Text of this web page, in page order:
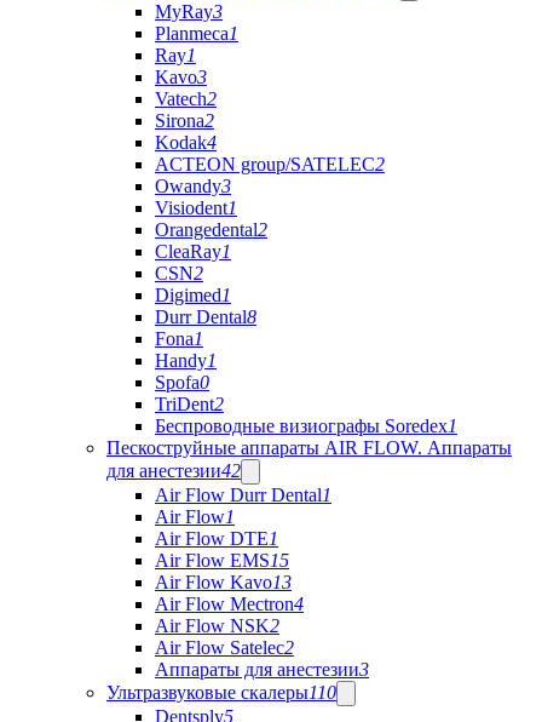
MyRay3
Planmeca1
Ray1
Kavo3
Vatech2
Sirona2
Kodak4
ACTEON group/SATELEC2
Owandy3
Visiodent1
Orangedental2
CleaRay1
CSN2
Digimed1
Durr Dental8
Fona1
Handy1
Spofa0
TriDent2
Беспроводные визиографы Soredex1
Пескоструйные аппараты AIR FLOW. Аппараты
для анестезии42
Air Flow Durr Dental1
Air Flow1
Air Flow DTE1
Air Flow EMS15
Air Flow Kavo13
Air Flow Mectron4
Air Flow NSK2
Air Flow Satelec2
Аппараты для анестезии3
Ультразвуковые скалеры110
Dentsply5